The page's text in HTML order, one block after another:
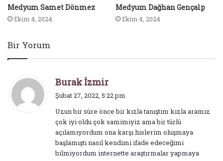
Medyum Samet Dönmez
Ekim 4, 2024
Medyum Dağhan Gençalp
Ekim 4, 2024
Bir Yorum
Burak İzmird
i
k
i
:
Şubat 27, 2022, 5:22 pm
Uzun bir süre önce bir kızla tanıştım kızla aramız
çok iyi oldu çok samimiyiz ama bir türlü
açılamıyordum ona karşı hislerim oluşmaya
başlamıştı nasıl kendimi ifade edeceğimi
bilmiyordum internette araştırmalar yapmaya